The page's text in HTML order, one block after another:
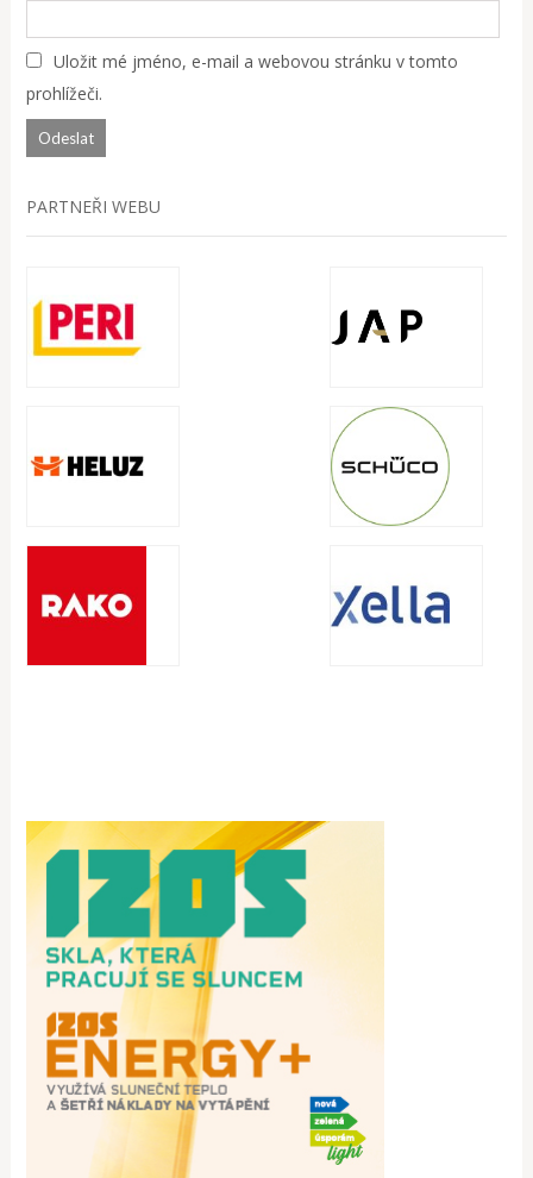
Uložit mé jméno, e-mail a webovou stránku v tomto
prohlížeči.
PARTNEŘI WEBU